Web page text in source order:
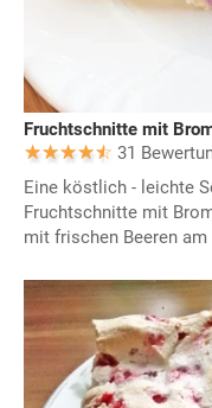
Fruchtschnitte mit
31
Eine köstlich - leichte
Fruchtschnitte mit
mit frischen Beeren am